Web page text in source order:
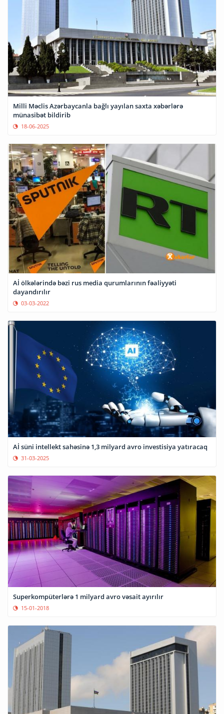
Milli Məclis Azərbaycanla bağlı yayılan saxta xəbərlərə
münasibət bildirib
18-06-2025
Aİ ölkələrində bəzi rus media qurumlarının fəaliyyəti
dayandırılır
03-03-2022
Aİ süni intellekt sahəsinə 1,3 milyard avro investisiya yatıracaq
31-03-2025
Superkompüterlərə 1 milyard avro vəsait ayırılır
15-01-2018